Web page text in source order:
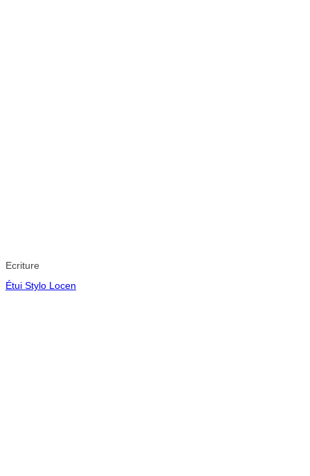
Ecriture
Étui Stylo Locen